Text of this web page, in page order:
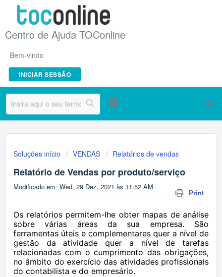
Centro de Ajuda TOConline
Bem-vindo
INICIAR SESSÃO
Soluções início VENDAS Relatórios de vendas
Relatório de Vendas por produto/serviço
Print
Modificado em: Wed, 29 Dez, 2021 às 11:52 AM
Os relatórios permitem-lhe obter mapas de análise
sobre várias áreas da sua empresa. São
ferramentas úteis e complementares quer a nível de
gestão da atividade quer a nível de tarefas
relacionadas com o cumprimento das obrigações,
no âmbito do exercício das atividades profissionais
do contabilista e do empresário.